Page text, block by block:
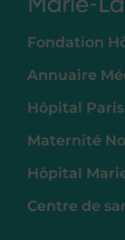
Fondation
Annuaire
Hôpital
Maternité
Hôpital
Centre de